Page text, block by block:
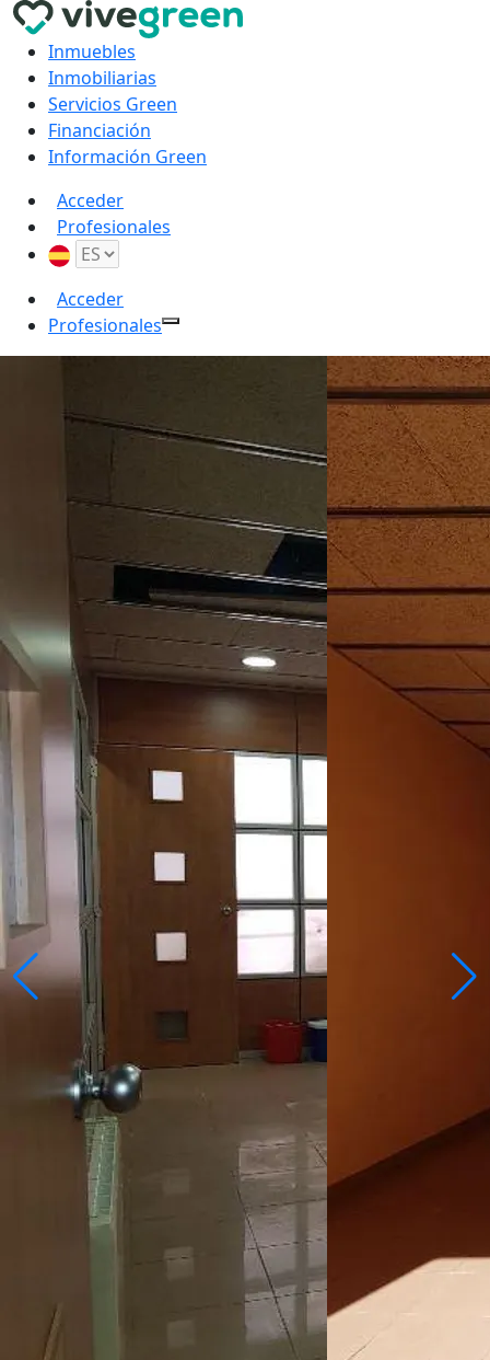
Inmuebles
Inmobiliarias
Servicios Green
Financiación
Información Green
Acceder
Profesionales
Acceder
Profesionales